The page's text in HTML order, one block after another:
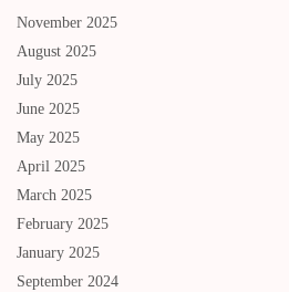
November 2025
August 2025
July 2025
June 2025
May 2025
April 2025
March 2025
February 2025
January 2025
September 2024